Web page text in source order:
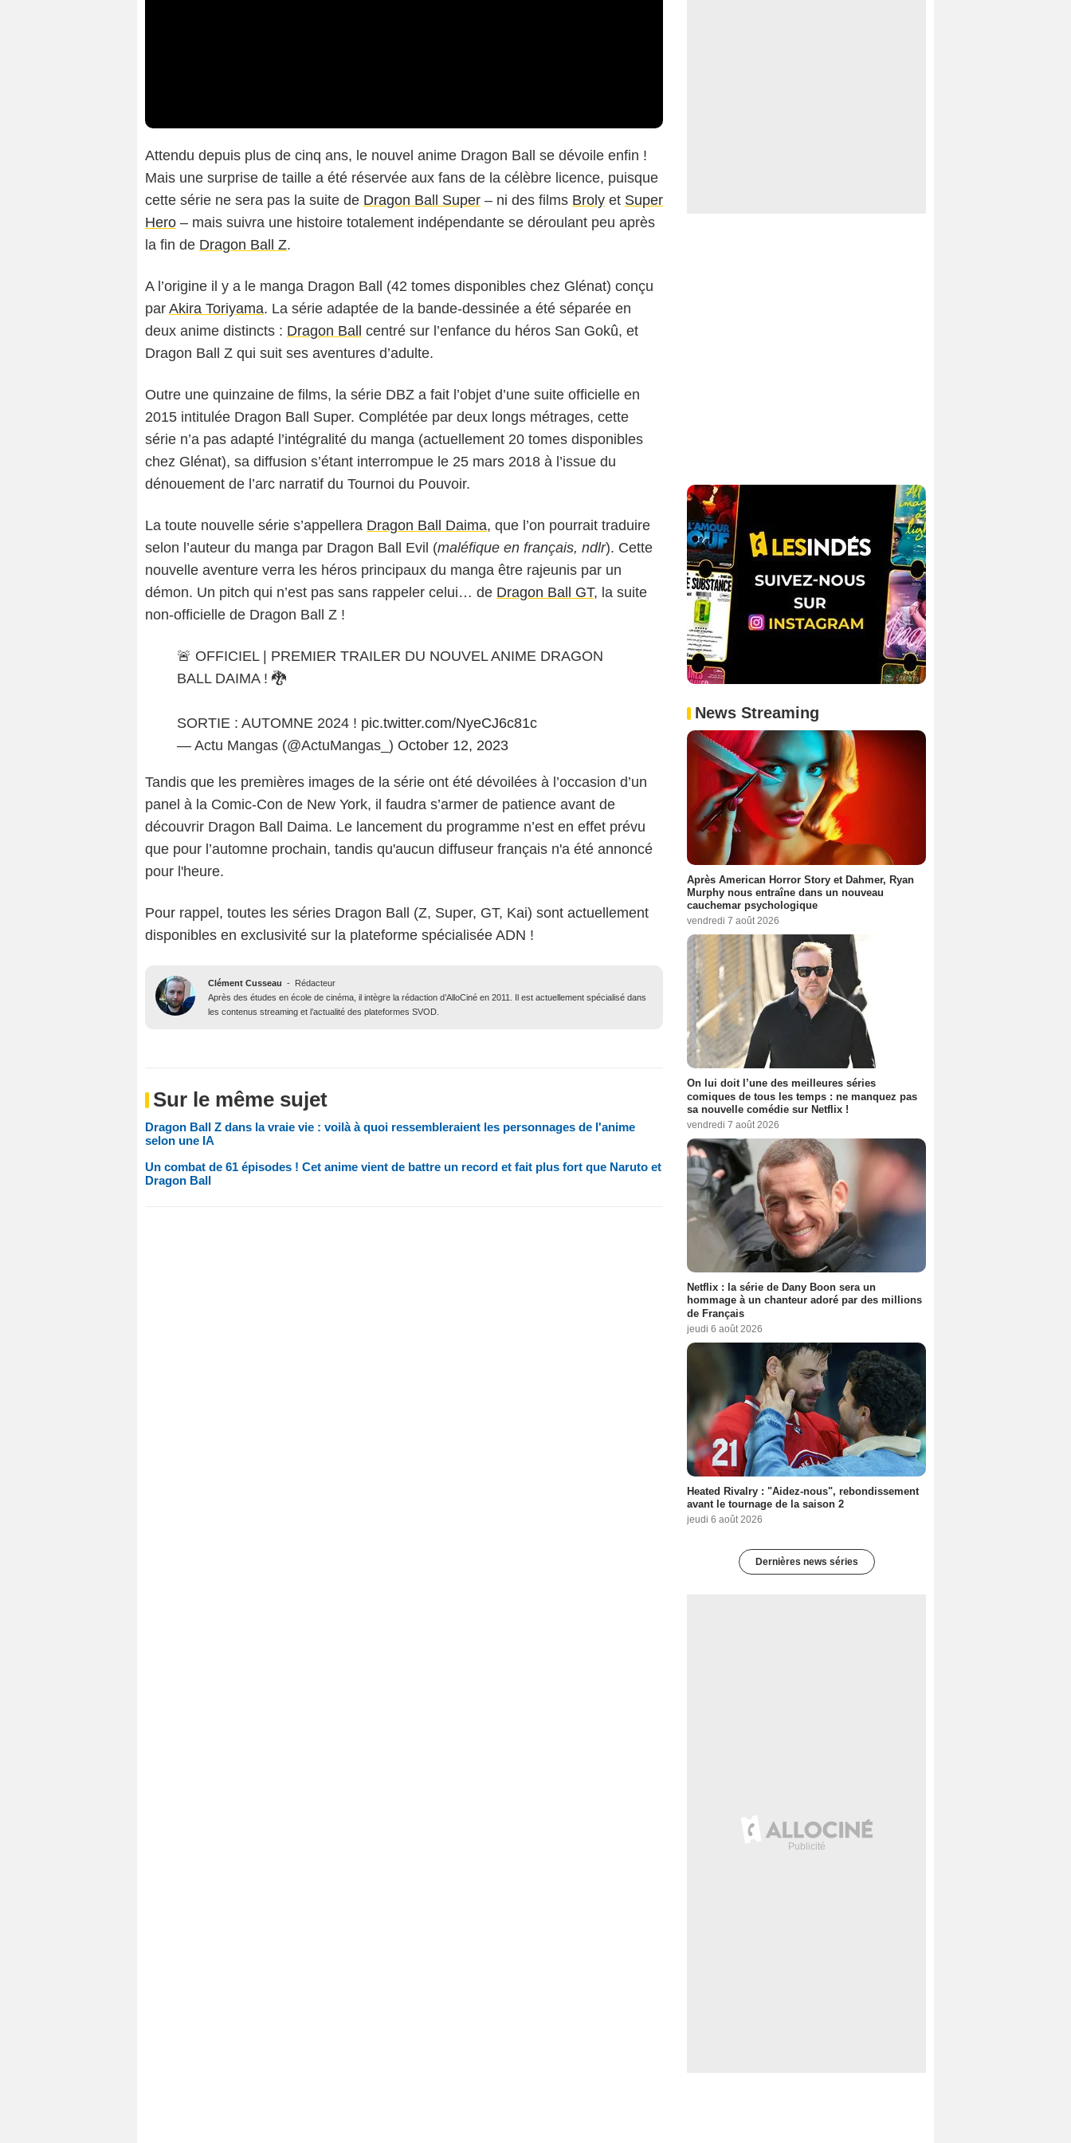
Attendu depuis plus de cinq ans, le nouvel anime Dragon Ball se dévoile enfin !
Mais une surprise de taille a été réservée aux fans de la célèbre licence, puisque
cette série ne sera pas la suite de Dragon Ball Super – ni des films Broly et Super
Hero – mais suivra une histoire totalement indépendante se déroulant peu après
la fin de Dragon Ball Z.
A l’origine il y a le manga Dragon Ball (42 tomes disponibles chez Glénat) conçu
par Akira Toriyama. La série adaptée de la bande-dessinée a été séparée en
deux anime distincts : Dragon Ball
centré sur l’enfance du héros San Gokû, et
Dragon Ball Z qui suit ses aventures d’adulte.
Outre une quinzaine de films, la série DBZ a fait l’objet d’une suite officielle en
2015 intitulée Dragon Ball Super. Complétée par deux longs métrages, cette
série n’a pas adapté l’intégralité du manga (actuellement 20 tomes disponibles
chez Glénat), sa diffusion s’étant interrompue le 25 mars 2018 à l’issue du
dénouement de l’arc narratif du Tournoi du Pouvoir.
La toute nouvelle série s’appellera Dragon Ball Daima, que l’on pourrait traduire
selon l’auteur du manga par Dragon Ball Evil (maléfique en français, ndlr). Cette
nouvelle aventure verra les héros principaux du manga être rajeunis par un
démon. Un pitch qui n’est pas sans rappeler celui… de Dragon Ball GT, la suite
non-officielle de Dragon Ball Z !
🚨 OFFICIEL | PREMIER TRAILER DU NOUVEL ANIME DRAGON
BALL DAIMA ! 🐉
SORTIE : AUTOMNE 2024 ! pic.twitter.com/NyeCJ6c81c
— Actu Mangas (@ActuMangas_) October 12, 2023
Tandis que les premières images de la série ont été dévoilées à l’occasion d’un
panel à la Comic-Con de New York, il faudra s’armer de patience avant de
découvrir Dragon Ball Daima. Le lancement du programme n’est en effet prévu
que pour l’automne prochain, tandis qu'aucun diffuseur français n'a été annoncé
pour l'heure.
Pour rappel, toutes les séries Dragon Ball (Z, Super, GT, Kai) sont actuellement
disponibles en exclusivité sur la plateforme spécialisée ADN !
Clément Cusseau -
Rédacteur
Après des études en école de cinéma, il intègre la rédaction d’AlloCiné en 2011. Il est actuellement spécialisé dans
les contenus streaming et l’actualité des plateformes SVOD.
Sur le même sujet
Dragon Ball Z dans la vraie vie : voilà à quoi ressembleraient les personnages de l'anime
selon une IA
Un combat de 61 épisodes ! Cet anime vient de battre un record et fait plus fort que Naruto et
Dragon Ball
News Streaming
Après American Horror Story et Dahmer, Ryan
Murphy nous entraîne dans un nouveau
cauchemar psychologique
vendredi 7 août 2026
On lui doit l’une des meilleures séries
comiques de tous les temps : ne manquez pas
sa nouvelle comédie sur Netflix !
vendredi 7 août 2026
Netflix : la série de Dany Boon sera un
hommage à un chanteur adoré par des millions
de Français
jeudi 6 août 2026
Heated Rivalry : "Aidez-nous", rebondissement
avant le tournage de la saison 2
jeudi 6 août 2026
Dernières news séries